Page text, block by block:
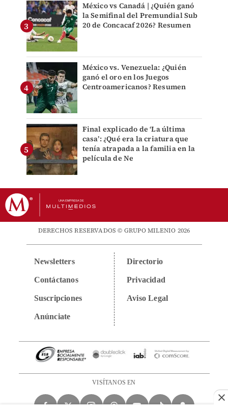
México vs Canadá | ¿Quién ganó
la Semifinal del Premundial Sub
20 de Concacaf 2026? Resumen
México vs. Venezuela: ¿Quién
ganó el oro en los Juegos
Centroamericanos? Resumen
Final explicado de ‘La última
casa’: ¿Qué era la criatura que
tenía atrapada a la familia en la
película de Ne
DERECHOS RESERVADOS © GRUPO MILENIO 2026
Newsletters
Contáctanos
Suscripciones
Anúnciate
Directorio
Privacidad
Aviso Legal
VISÍTANOS EN